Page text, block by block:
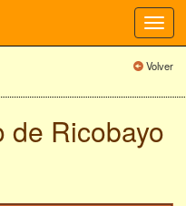
Volver
de Ricobayo